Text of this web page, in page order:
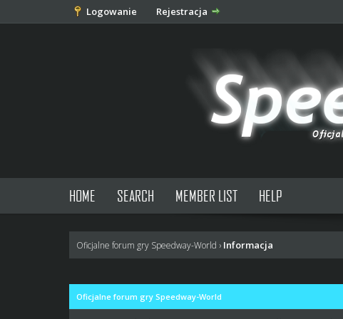
Logowanie Rejestracja
HOME SEARCH MEMBER LIST HELP
Oficjalne forum gry Speedway-World › Informacja
Oficjalne forum gry Speedway-World